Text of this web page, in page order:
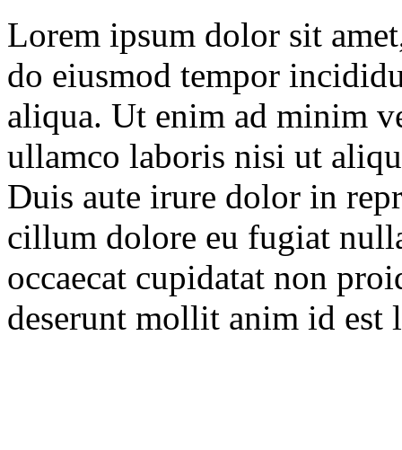
Lorem ipsum dolor sit
do eiusmod tempor
aliqua. Ut enim ad minim
ullamco laboris nisi ut
Duis aute irure dolor in
cillum dolore eu fugiat
occaecat cupidatat non
deserunt mollit anim id est